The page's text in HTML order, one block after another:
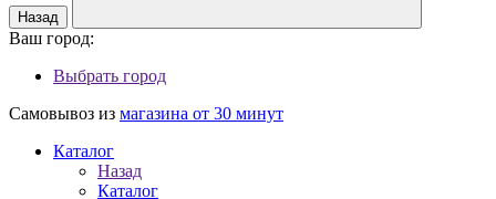
Назад
Ваш город:
Выбрать город
Самовывоз из магазина от 30 минут
Каталог
Назад
Каталог